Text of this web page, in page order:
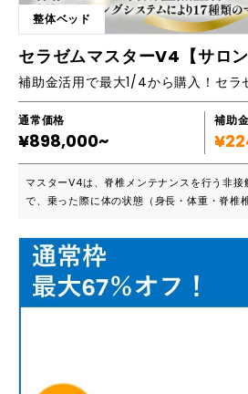
整体ベッド
通常価格
¥898,000~
補助
マスターV4は、脊椎メンテナンスを行う非接
で、乗った際に体の状態（身長・体重・脊椎
コンディショニング＆リラクゼーションを提
最大65度の温熱・灸・指圧・整体・牽引・サ
能で、体の歪みを正しながら筋肉をほぐし、
自然治癒力を高めます。 マスターV4ローラーは天然ヒスイ40％・黄土4
0％・特殊素材20％を黄金比率で作られてい
クゼーション効果や体の機能改善が期待できます。 東洋医学や